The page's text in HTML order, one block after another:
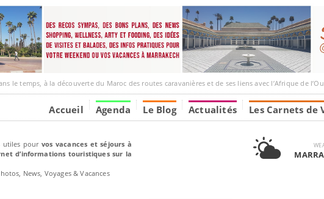
à la découverte du Maroc des routes caravanières et de ses liens avec l’Afrique de l’Ouest, grâce à l’espace
Accueil Agenda Le Blog Actualités Les Carnets de
utiles pour vos vacances et séjours à
d’informations touristiques sur la
News, Voyages & Vacances